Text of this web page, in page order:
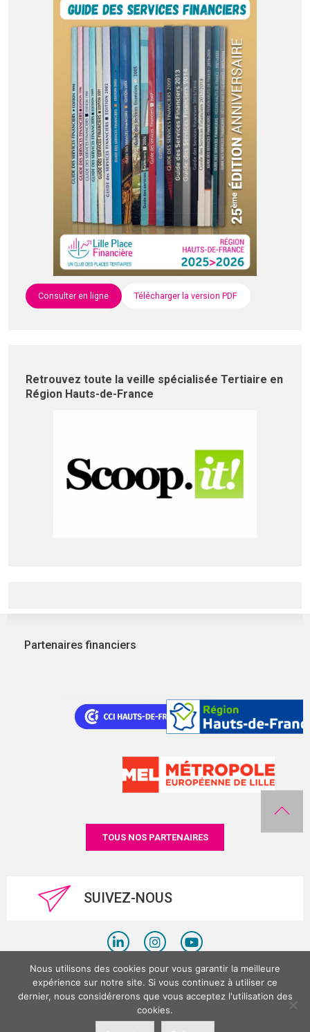
Consulter en ligne Télécharger la version PDF
Retrouvez toute la veille spécialisée Tertiaire en
Région Hauts-de-France
Partenaires financiers
TOUS NOS PARTENAIRES
SUIVEZ-NOUS
Politique de confidentialité
Mentions légales
Nous utilisons des cookies pour vous garantir la meilleure
expérience sur notre site. Si vous continuez à utiliser ce
dernier, nous considérerons que vous acceptez l'utilisation des
cookies.